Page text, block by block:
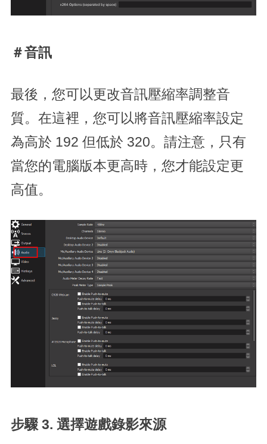
＃音訊
最後，您可以更改音訊壓縮率調整音
質。在這裡，您可以將音訊壓縮率設定
為高於 192 但低於 320。請注意，只有
當您的電腦版本更高時，您才能設定更
高值。
步驟 3. 選擇遊戲錄影來源